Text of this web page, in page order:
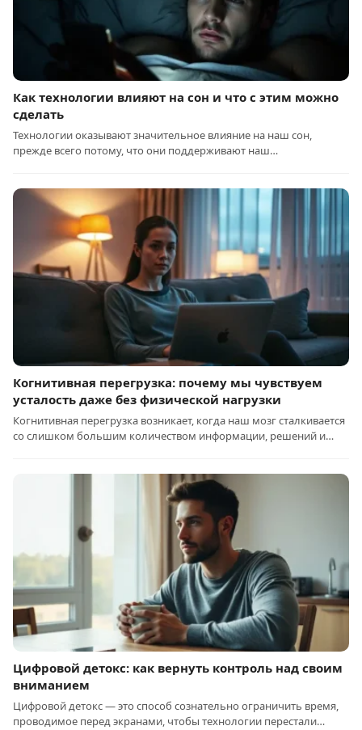
Как технологии влияют на сон и что с этим можно
сделать
Технологии оказывают значительное влияние на наш сон,
прежде всего потому, что они поддерживают наш…
Когнитивная перегрузка: почему мы чувствуем
усталость даже без физической нагрузки
Когнитивная перегрузка возникает, когда наш мозг сталкивается
со слишком большим количеством информации, решений и…
Цифровой детокс: как вернуть контроль над своим
вниманием
Цифровой детокс — это способ сознательно ограничить время,
проводимое перед экранами, чтобы технологии перестали…